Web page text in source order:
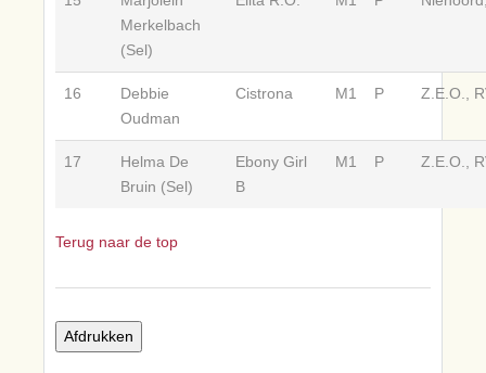
Merkelbach
(Sel)
16
Debbie
Oudman
Cistrona M1 P Z.E.O.,
17
Helma De
Bruin (Sel)
Ebony Girl
B
M1 P Z.E.O.,
Terug naar de top